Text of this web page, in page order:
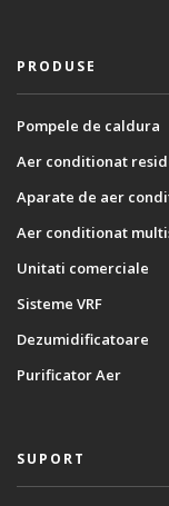
PRODUSE
Pompele de caldura
Aer conditionat
Aparate de aer
Aer conditionat
Unitati comerciale
Sisteme VRF
Dezumidificatoare
Purificator Aer
SUPORT